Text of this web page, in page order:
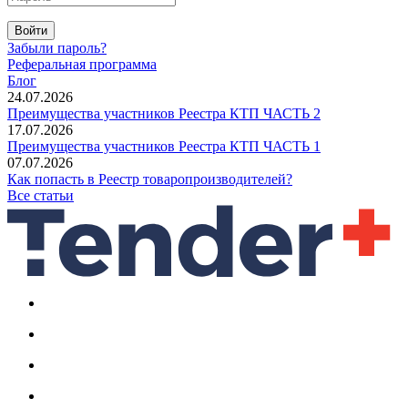
Войти
Забыли пароль?
Реферальная программа
Блог
24.07.2026
Преимущества участников Реестра КТП ЧАСТЬ 2
17.07.2026
Преимущества участников Реестра КТП ЧАСТЬ 1
07.07.2026
Как попасть в Реестр товаропроизводителей?
Все статьи